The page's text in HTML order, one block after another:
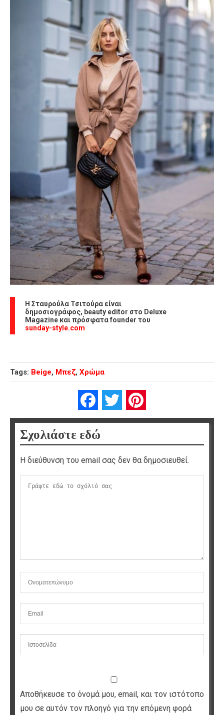
Η Σταυρούλα Τσιτούρα είναι
δημοσιογράφος, beauty editor στο Deluxe
Magazine και πρόσφατα founder του
sunday-style.com
Tags: Beige, Μπεζ, Χρώμα
FacebookTwitter
Σχολιάστε εδώ
Η διεύθυνση του email σας δεν θα δημοσιευθεί.
Αποθήκευσε το όνομά μου, email, και τον ιστότοπο
μου σε αυτόν τον πλοηγό για την επόμενη φορά